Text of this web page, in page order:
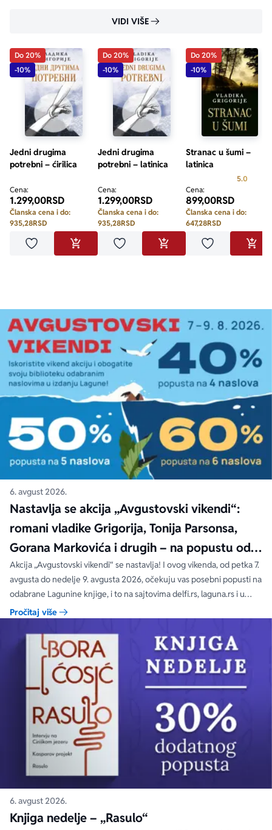
VIDI VIŠE
Do 20%
-10%
Jedni drugima
potrebni – ćirilica
Cena:
1.299,00RSD
Članska cena i do:
935,28RSD
Dodaj u omiljeneDODAJ U KORPU
Do 20%
-10%
Jedni drugima
potrebni – latinica
Cena:
1.299,00RSD
Članska cena i do:
935,28RSD
Dodaj u omiljeneDODAJ U KORPU
Do 20%
-10%
Stranac u šumi –
latinica
5.0
Cena:
899,00RSD
Članska cena i do:
647,28RSD
Dodaj u
6. avgust 2026.
Nastavlja se akcija „Avgustovski vikendi“:
romani vladike Grigorija, Tonija Parsonsa,
Gorana Markovića i drugih – na popustu od
čak 40, 50 i 60%
Akcija „Avgustovski vikendi“ se nastavlja! I ovog vikenda, od petka 7.
avgusta do nedelje 9. avgusta 2026, očekuju vas posebni popusti na
odabrane Lagunine knjige, i to na sajtovima delfi.rs, laguna.rs i u
svim Delfi knjižarama.
Pročitaj više
6. avgust 2026.
Knjiga nedelje – „Rasulo“